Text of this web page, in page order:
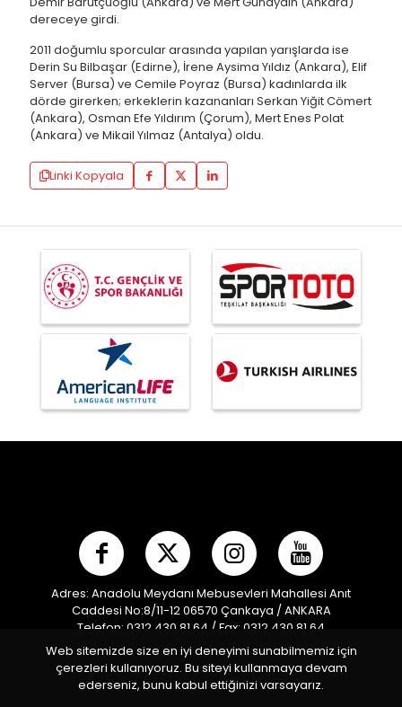
dereceye girdi.
2011 doğumlu sporcular arasında yapılan yarışlarda ise
Derin Su Bilbaşar (Edirne), İrene Aysima Yıldız (Ankara), Elif
Server (Bursa) ve Cemile Poyraz (Bursa) kadınlarda ilk
dörde girerken; erkeklerin kazananları Serkan Yiğit Cömert
(Ankara), Osman Efe Yıldırım (Çorum), Mert Enes Polat
(Ankara) ve Mikail Yılmaz (Antalya) oldu.
Linki Kopyala
Adres: Anadolu Meydanı Mebusevleri Mahallesi Anıt
Caddesi No:8/11-12 06570 Çankaya / ANKARA
Telefon: 0312 430 81 64 / Fax: 0312 430 81 64
E-posta:info@mpf.org.tr/ Kep Adresi:
modernpentatlonfederasyonu@hs01.kep.tr
Türkiye Modern Pentatlon Federasyonu © 2026 Tüm
Hakları Saklıdır
Web sitemizde size en iyi deneyimi sunabilmemiz için
çerezleri kullanıyoruz. Bu siteyi kullanmaya devam
ederseniz, bunu kabul ettiğinizi varsayarız.